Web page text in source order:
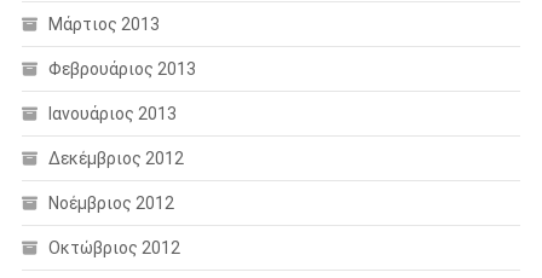
Μάρτιος 2013
Φεβρουάριος 2013
Ιανουάριος 2013
Δεκέμβριος 2012
Νοέμβριος 2012
Οκτώβριος 2012